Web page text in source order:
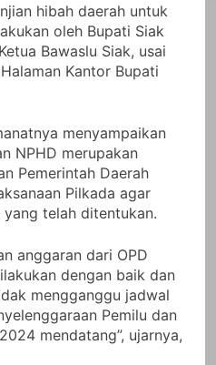
hibah daerah untuk
oleh Bupati Siak
Bawaslu Siak, usai
Kantor Bupati
menyampaikan
NPHD merupakan
Pemerintah Daerah
Pilkada agar
telah ditentukan.
anggaran dari OPD
dengan baik dan
mengganggu jadwal
Pemilu dan
mendatang”, ujarnya,